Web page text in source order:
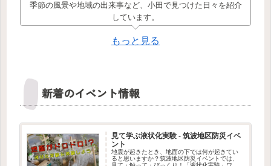
季節の風景や地域の出来事など、小田で見つけた日々を紹介
しています。
もっと見る
新着のイベント情報
見て学ぶ液状化実験 - 筑波地区防災イベ
ント
地震が起きたとき、地面の下では何が起きてい
ると思いますか？筑波地区防災イベントでは、